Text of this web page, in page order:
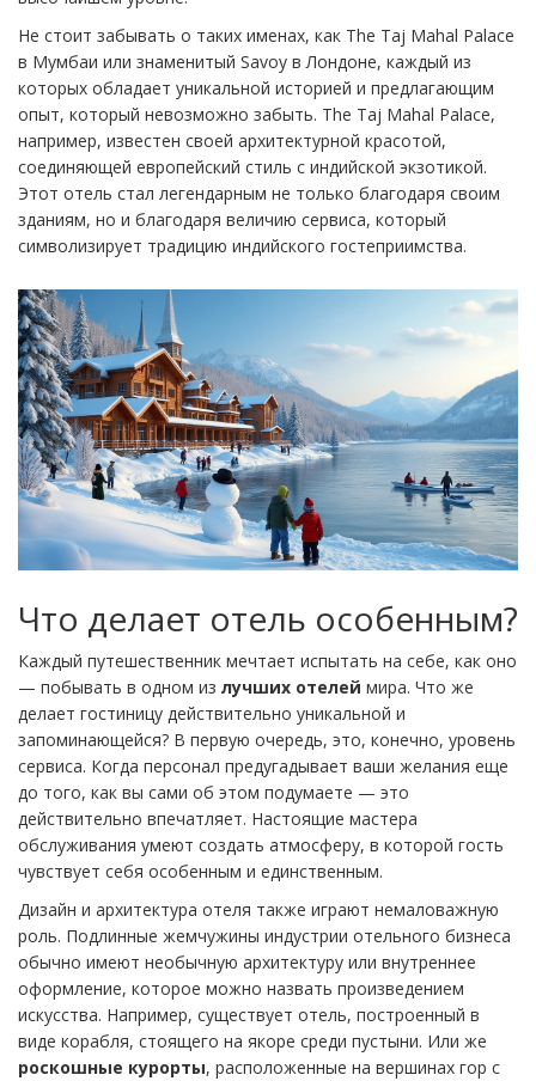
Не стоит забывать о таких именах, как The Taj Mahal Palace
в Мумбаи или знаменитый Savoy в Лондоне, каждый из
которых обладает уникальной историей и предлагающим
опыт, который невозможно забыть. The Taj Mahal Palace,
например, известен своей архитектурной красотой,
соединяющей европейский стиль с индийской экзотикой.
Этот отель стал легендарным не только благодаря своим
зданиям, но и благодаря величию сервиса, который
символизирует традицию индийского гостеприимства.
Что делает отель особенным?
Каждый путешественник мечтает испытать на себе, как оно
— побывать в одном из лучших отелей мира. Что же
делает гостиницу действительно уникальной и
запоминающейся? В первую очередь, это, конечно, уровень
сервиса. Когда персонал предугадывает ваши желания еще
до того, как вы сами об этом подумаете — это
действительно впечатляет. Настоящие мастера
обслуживания умеют создать атмосферу, в которой гость
чувствует себя особенным и единственным.
Дизайн и архитектура отеля также играют немаловажную
роль. Подлинные жемчужины индустрии отельного бизнеса
обычно имеют необычную архитектуру или внутреннее
оформление, которое можно назвать произведением
искусства. Например, существует отель, построенный в
виде корабля, стоящего на якоре среди пустыни. Или же
роскошные курорты, расположенные на вершинах гор с